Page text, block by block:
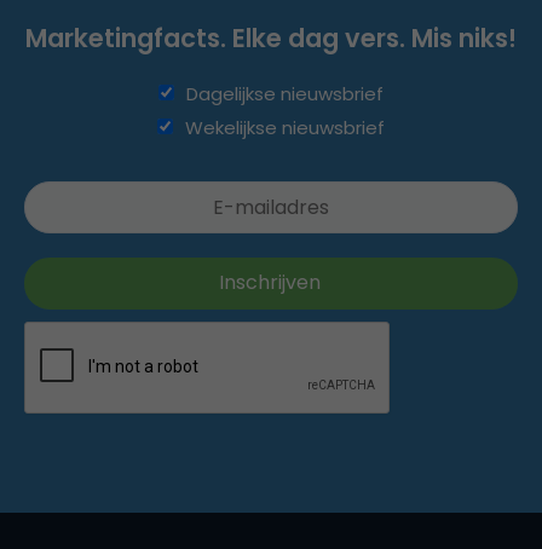
Marketingfacts. Elke dag vers. Mis niks!
Dagelijkse nieuwsbrief
Wekelijkse nieuwsbrief